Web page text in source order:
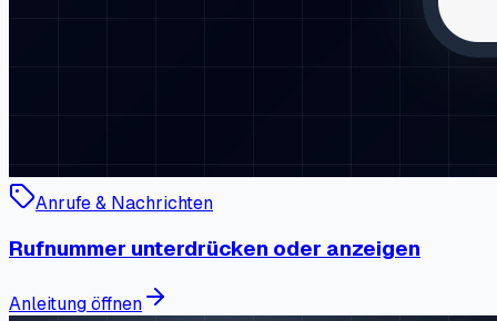
Anrufe & Nachrichten
Rufnummer unterdrücken oder anzeigen
Anleitung öffnen